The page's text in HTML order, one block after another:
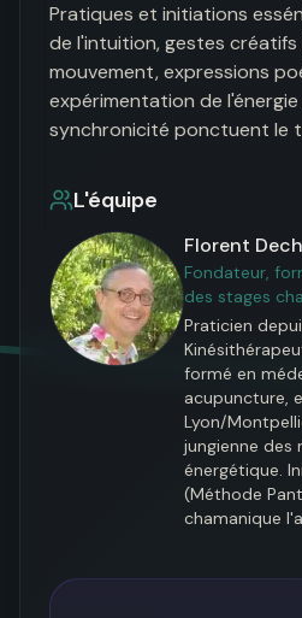
Pratiques et initiations
de l'intuition, gestes
mouvement, expressions
expérimentation de l'énergie
synchronicité ponctuent le
L'équipe
Florent
Fondateur,
des stages
Praticien
formé en
acupuncture,
Lyon/
jungienne des
énergétique.
(Méthode
chamanique